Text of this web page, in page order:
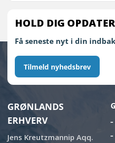
HOLD DIG
Få seneste nyt i din
Tilmeld nyhedsbrev
GRØNLANDS
ERHVERV
Jens Kreutzmannip Aqq.